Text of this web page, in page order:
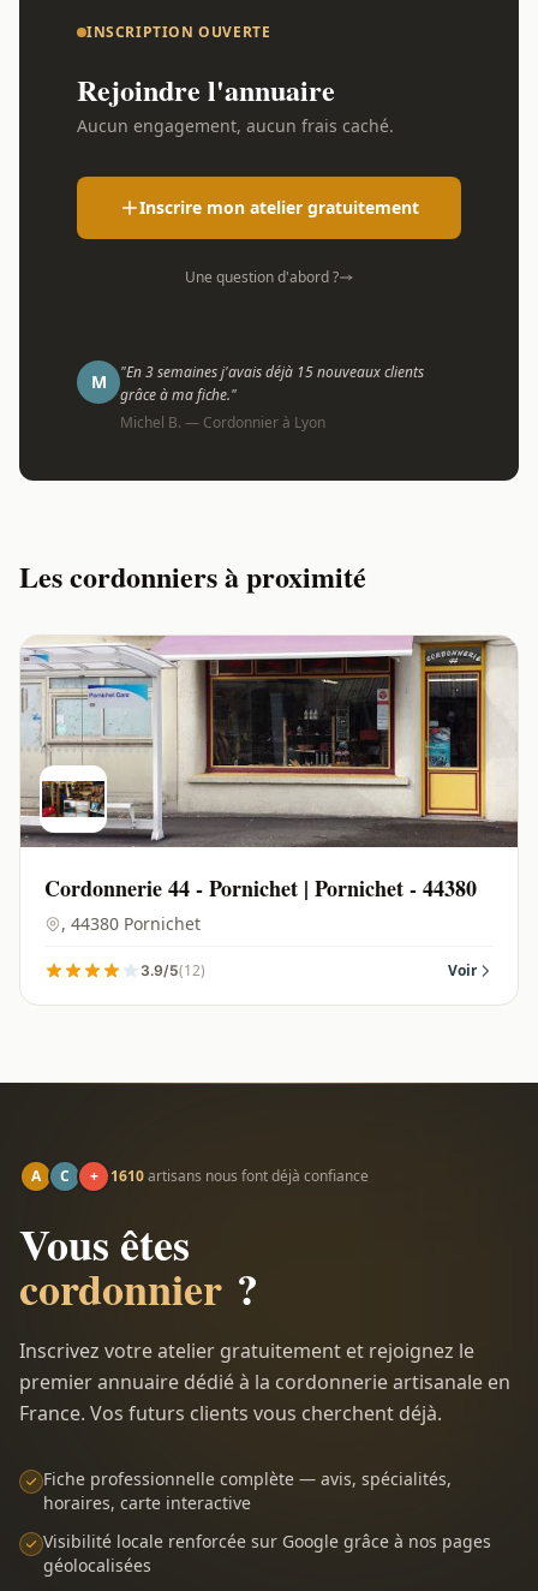
INSCRIPTION OUVERTE
Rejoindre l'annuaire
Aucun engagement, aucun frais caché.
Inscrire mon atelier gratuitement
Une question d'abord ?
M
"En 3 semaines j'avais déjà 15 nouveaux clients
grâce à ma fiche."
Michel B. — Cordonnier à Lyon
Les cordonniers à proximité
Cordonnerie 44 - Pornichet | Pornichet - 44380
, 44380 Pornichet
3.9/5(12) Voir
A C + 1610artisans nous font déjà confiance
Vous êtes
cordonnier ?
Inscrivez votre atelier gratuitement et rejoignez le
premier annuaire dédié à la cordonnerie artisanale en
France. Vos futurs clients vous cherchent déjà.
Fiche professionnelle complète — avis, spécialités,
horaires, carte interactive
Visibilité locale renforcée sur Google grâce à nos pages
géolocalisées